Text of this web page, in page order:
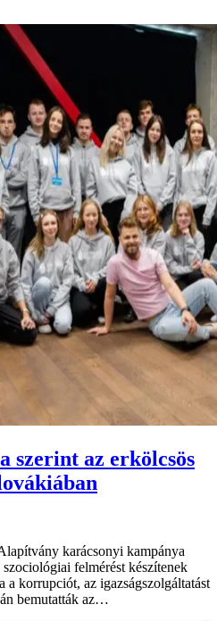
szerint az erkölcsös
karácsonyi kampánya
felmérést készítenek
korrupciót, az igazságszolgáltatást
bemutatták az…